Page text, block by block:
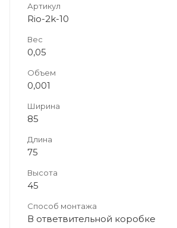
Артикул
Rio-2k-10
Вес
0,05
Объем
0,001
Ширина
85
Длина
75
Высота
45
Способ монтажа
В ответвительной коробке